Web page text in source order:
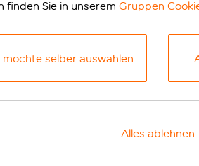
finden Sie in unserem Gruppen
möchte selber auswählen
Alles ablehnen